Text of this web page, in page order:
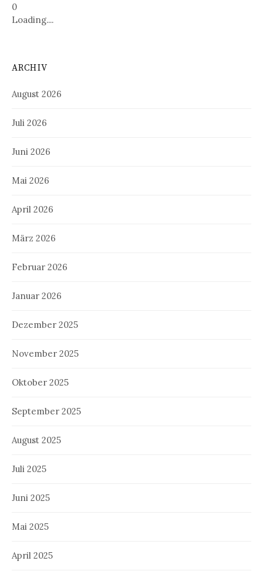
0
Loading....
ARCHIV
August 2026
Juli 2026
Juni 2026
Mai 2026
April 2026
März 2026
Februar 2026
Januar 2026
Dezember 2025
November 2025
Oktober 2025
September 2025
August 2025
Juli 2025
Juni 2025
Mai 2025
April 2025